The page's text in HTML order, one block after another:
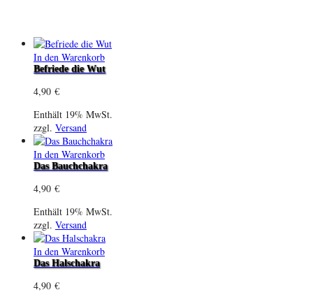
In den Warenkorb
Befriede die Wut
4,90 €
Enthält 19% MwSt.
zzgl. Versand
In den Warenkorb
Das Bauchchakra
4,90 €
Enthält 19% MwSt.
zzgl. Versand
In den Warenkorb
Das Halschakra
4,90 €